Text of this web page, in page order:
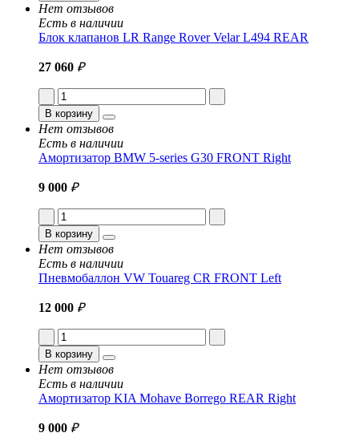
Нет отзывов
Есть в наличии
Блок клапанов LR Range Rover Velar L494 REAR
27 060 ₽
В корзину
Нет отзывов
Есть в наличии
Амортизатор BMW 5-series G30 FRONT Right
9 000 ₽
В корзину
Нет отзывов
Есть в наличии
Пневмобаллон VW Touareg CR FRONT Left
12 000 ₽
В корзину
Нет отзывов
Есть в наличии
Амортизатор KIA Mohave Borrego REAR Right
9 000 ₽